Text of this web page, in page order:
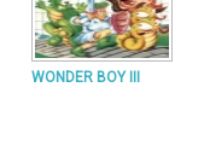
WONDER BOY III